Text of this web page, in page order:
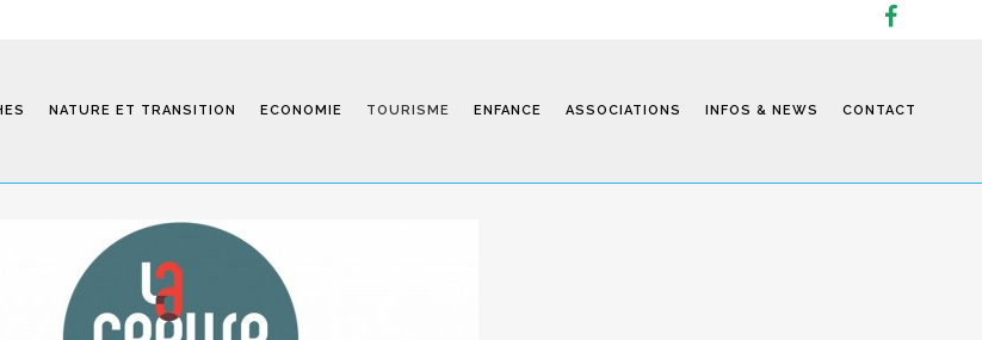
NATURE ET TRANSITION ECONOMIE TOURISME ENFANCE ASSOCIATIONS INFOS & NEWS CONTACT